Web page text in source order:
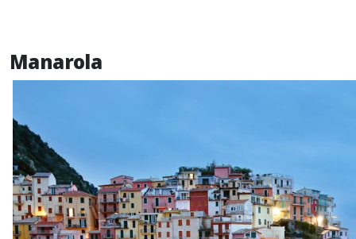
Manarola